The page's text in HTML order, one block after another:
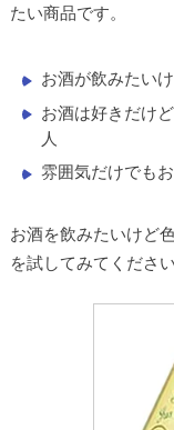
たい商品です。
お酒が飲みたい
お酒は好きだけ
人
雰囲気だけでも
お酒を飲みたいけど
を試してみてください